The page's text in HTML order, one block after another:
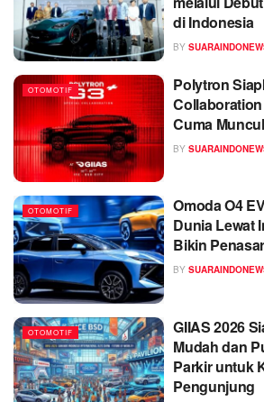
di Indonesia
BY
OTOMOTIF
Polytron
Collaboration
Cuma
BY
OTOMOTIF
Omoda O4
Dunia Lewat
Bikin
BY
OTOMOTIF
GIIAS 2026
Mudah dan
Parkir untuk
Pengunjung